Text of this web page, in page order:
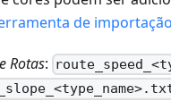
de
Rotas: